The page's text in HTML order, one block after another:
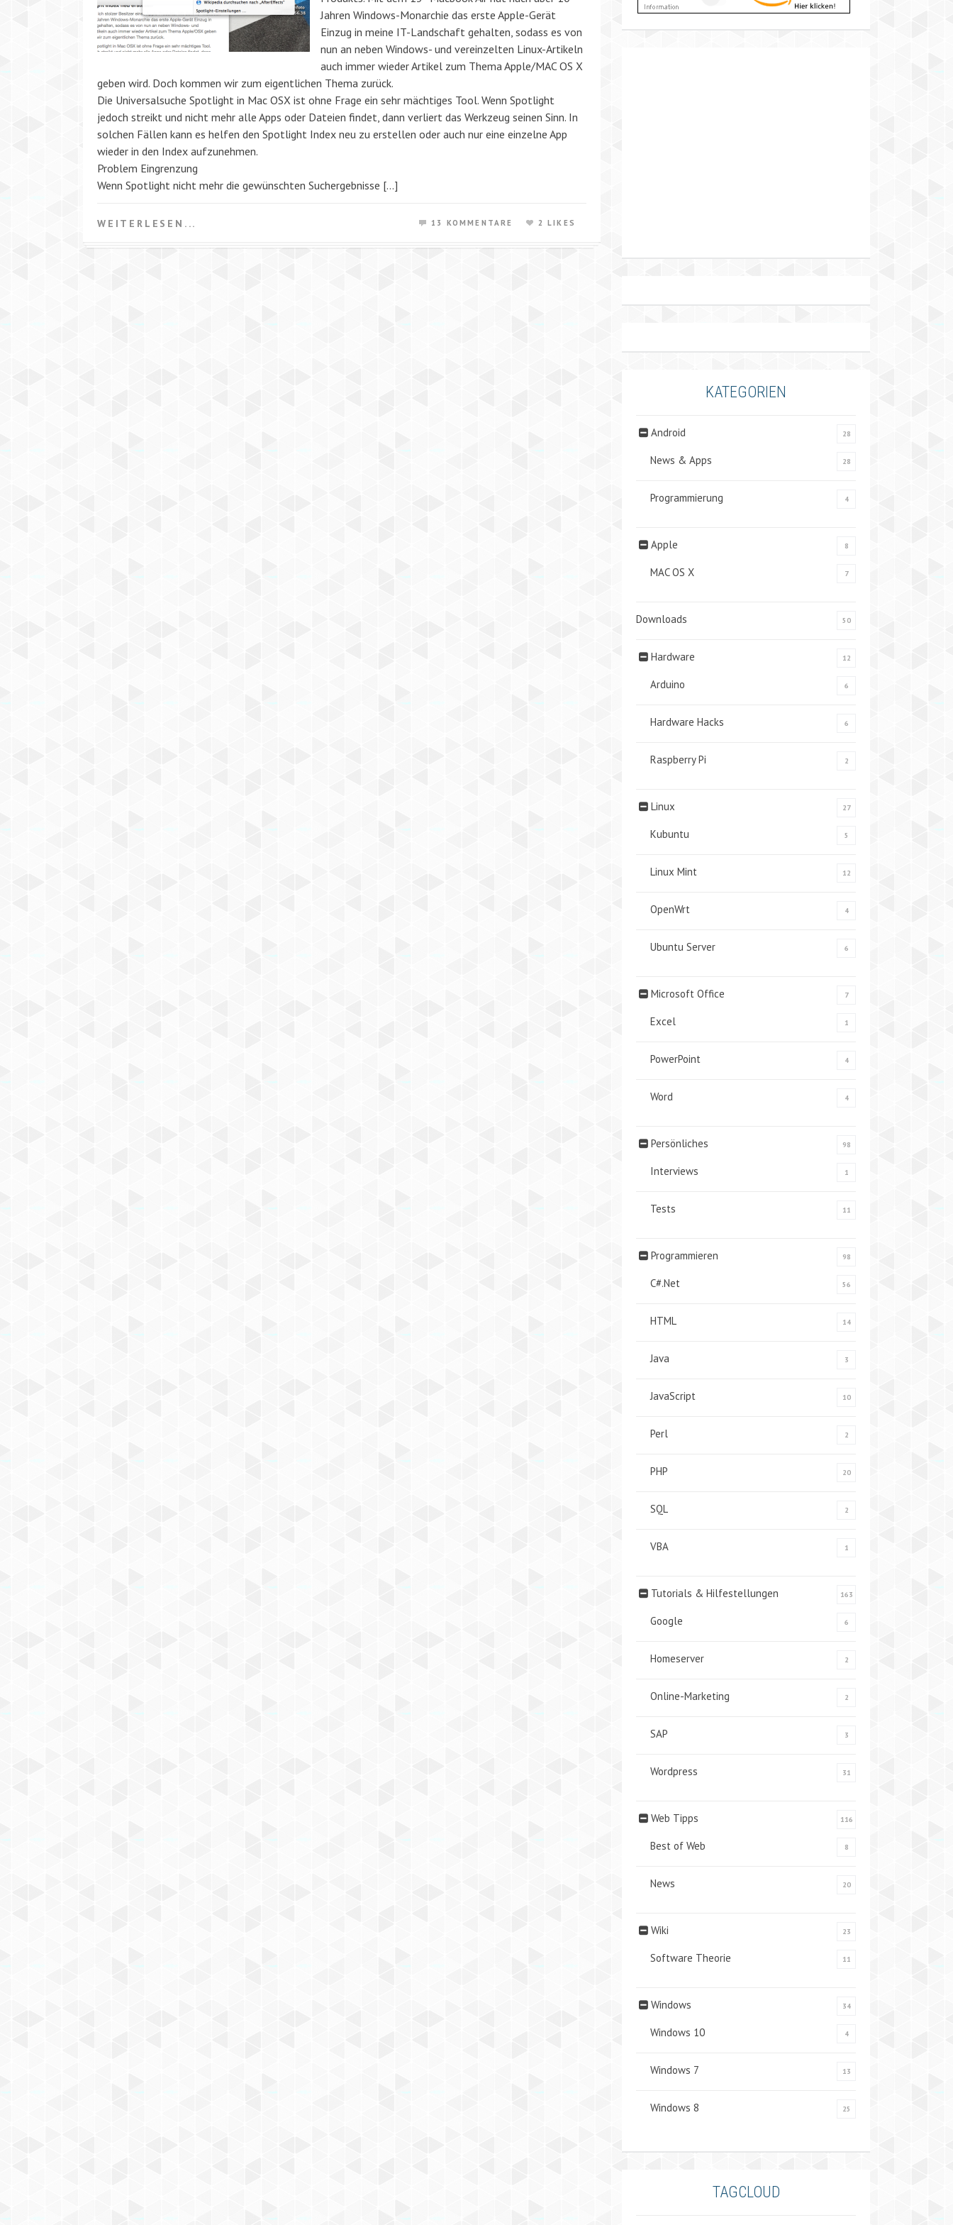
Jahren Windows-Monarchie das erste Apple-Gerät
Einzug in meine IT-Landschaft gehalten, sodass es von
nun an neben Windows- und vereinzelten Linux-Artikeln
auch immer wieder Artikel zum Thema Apple/MAC OS X
geben wird. Doch kommen wir zum eigentlichen Thema zurück.
Die Universalsuche Spotlight in Mac OSX ist ohne Frage ein sehr mächtiges Tool. Wenn Spotlight
jedoch streikt und nicht mehr alle Apps oder Dateien findet, dann verliert das Werkzeug seinen Sinn. In
solchen Fällen kann es helfen den Spotlight Index neu zu erstellen oder auch nur eine einzelne App
wieder in den Index aufzunehmen.
Problem Eingrenzung
Wenn Spotlight nicht mehr die gewünschten Suchergebnisse […]
WEITERLESEN... 13 KOMMENTARE 2 LIKES
KATEGORIEN
Android 28
News & Apps 28
Programmierung 4
Apple 8
MAC OS X 7
Downloads 50
Hardware 12
Arduino 6
Hardware Hacks 6
Raspberry Pi 2
Linux 27
Kubuntu 5
Linux Mint 12
OpenWrt 4
Ubuntu Server 6
Microsoft Office 7
Excel 1
PowerPoint 4
Word 4
Persönliches 98
Interviews 1
Tests 11
Programmieren 98
C#.Net 56
HTML 14
Java 3
JavaScript 10
Perl 2
PHP 20
SQL 2
VBA 1
Tutorials & Hilfestellungen 163
Google 6
Homeserver 2
Online-Marketing 2
SAP 3
Wordpress 31
Web Tipps 116
Best of Web 8
News 20
Wiki 23
Software Theorie 11
Windows 34
Windows 10 4
Windows 7 13
Windows 8 25
TAGCLOUD